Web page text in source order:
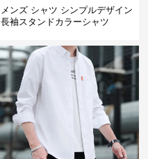
メンズ シャツ シンプルデザイン
長袖スタンドカラーシャツ